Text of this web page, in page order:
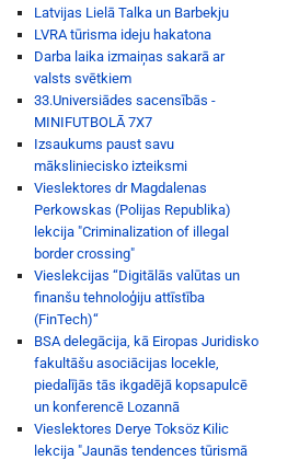
Latvijas Lielā Talka un Barbekju
LVRA tūrisma ideju hakatona
Darba laika izmaiņas sakarā ar
valsts svētkiem
33.Universiādes sacensībās -
MINIFUTBOLĀ 7X7
Izsaukums paust savu
māksliniecisko izteiksmi
Vieslektores dr Magdalenas
Perkowskas (Polijas Republika)
lekcija "Criminalization of illegal
border crossing"
Vieslekcijas “Digitālās valūtas un
finanšu tehnoloģiju attīstība
(FinTech)“
BSA delegācija, kā Eiropas Juridisko
fakultāšu asociācijas locekle,
piedalījās tās ikgadējā kopsapulcē
un konferencē Lozannā
Vieslektores Derye Toksöz Kilic
lekcija "Jaunās tendences tūrismā